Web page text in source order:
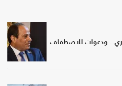
ودعوات للاصطفاف